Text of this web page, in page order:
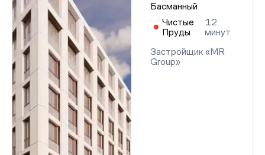
Басманный
Чистые
Пруды
12
минут
Застройщик «MR
Group»